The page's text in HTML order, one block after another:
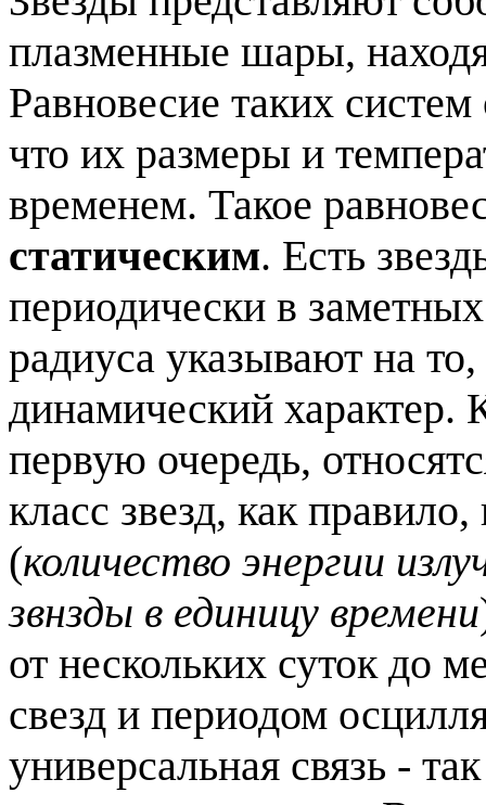
плазменные шары,
Равновесие таких
что их размеры и
временем. Такое
статическим. Есть
периодически в
радиуса указывают на
динамический характер.
первую очередь,
класс звезд, как
(количество энергии
звнзды в единицу времени
от нескольких суток до
свезд и периодом
универсальная связь -